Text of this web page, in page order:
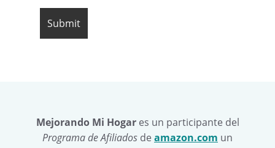
Mejorando Mi Hogares un participante del
Programa de Afiliados de amazon.com un